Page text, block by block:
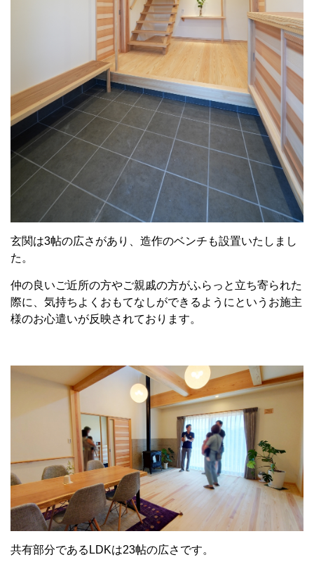
玄関は3帖の広さがあり、造作のベンチも設置いたしまし
た。
仲の良いご近所の方やご親戚の方がふらっと立ち寄られた
際に、気持ちよくおもてなしができるようにというお施主
様のお心遣いが反映されております。
共有部分であるLDKは23帖の広さです。